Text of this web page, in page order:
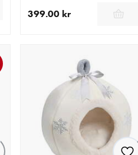
399.00 kr